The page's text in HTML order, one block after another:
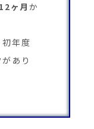
ヶ月 か
年度
あり